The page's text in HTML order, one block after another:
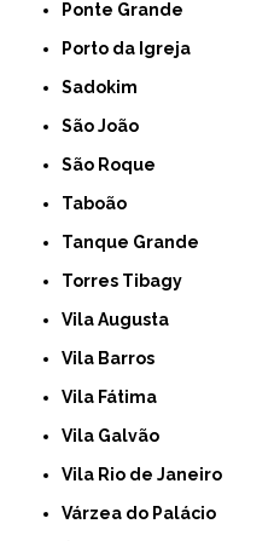
Ponte Grande
Porto da Igreja
Sadokim
São João
São Roque
Taboão
Tanque Grande
Torres Tibagy
Vila Augusta
Vila Barros
Vila Fátima
Vila Galvão
Vila Rio de Janeiro
Várzea do Palácio